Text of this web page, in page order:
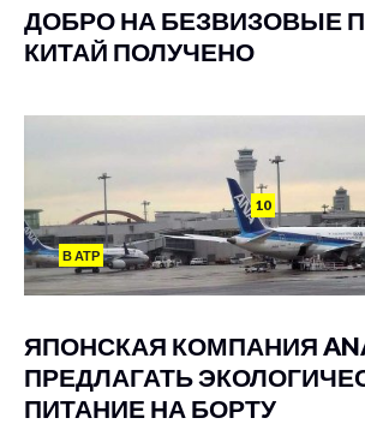
ДОБРО НА БЕЗВИЗОВЫЕ
КИТАЙ ПОЛУЧЕНО
10
В АТР
ЯПОНСКАЯ КОМПАНИЯ
ПРЕДЛАГАТЬ
ПИТАНИЕ НА БОРТУ